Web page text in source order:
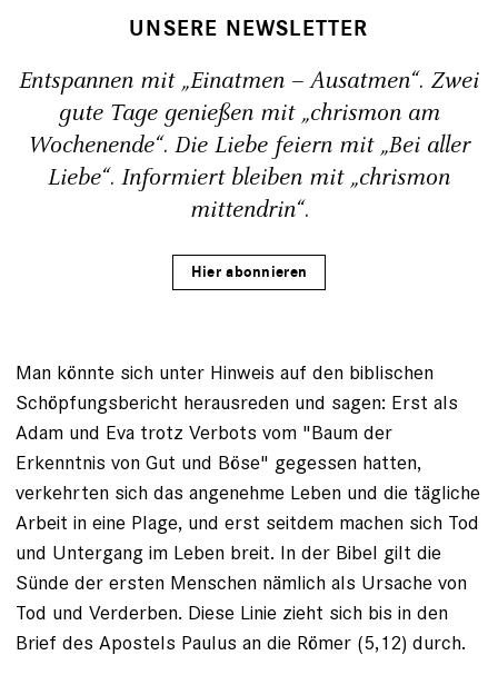
UNSERE NEWSLETTER
Entspannen mit „Einatmen – Ausatmen“. Zwei
gute Tage genießen mit „chrismon am
Wochenende“. Die Liebe feiern mit „Bei aller
Liebe“. Informiert bleiben mit „chrismon
mittendrin“.
Hier abonnieren
Man könnte sich unter Hinweis auf den biblischen
Schöpfungsbericht herausreden und sagen: Erst als
Adam und Eva trotz Verbots vom "Baum der
Erkenntnis von Gut und Böse" gegessen hatten,
verkehrten sich das angenehme Leben und die tägliche
Arbeit in eine Plage, und erst seitdem machen sich Tod
und Untergang im Leben breit. In der Bibel gilt die
Sünde der ersten Menschen nämlich als Ursache von
Tod und Verderben. Diese Linie zieht sich bis in den
Brief des Apostels Paulus an die ­Römer (5,12) durch.